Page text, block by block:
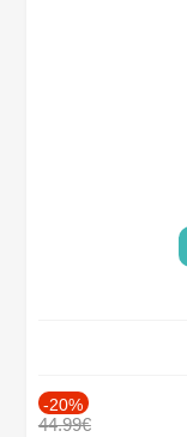
-20%
44.99€